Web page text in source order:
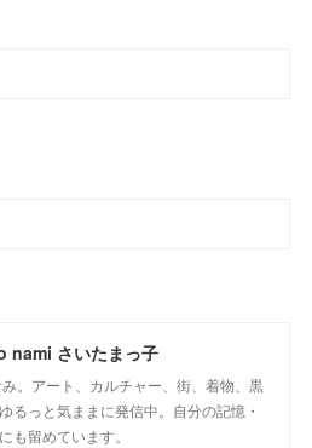
nami さいたまっ子
。アート、カルチャー、街、着物、黒
るっと気ままに発信中。自分の記憶・
も留めています。